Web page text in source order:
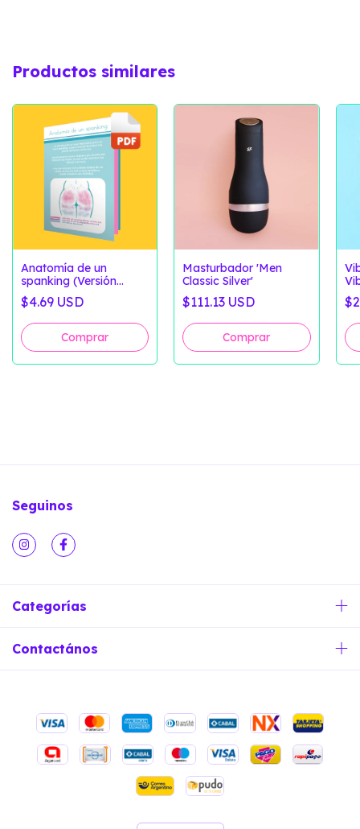
Productos similares
Anatomía de un
spanking (Versión
Digital)
$4.69 USD
Masturbador 'Men
Classic Silver'
$111.13 USD
Seguinos
Categorías
Contactános